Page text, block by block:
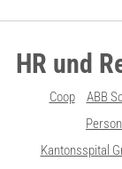
HR und
Coop ABB
Kantonsspital